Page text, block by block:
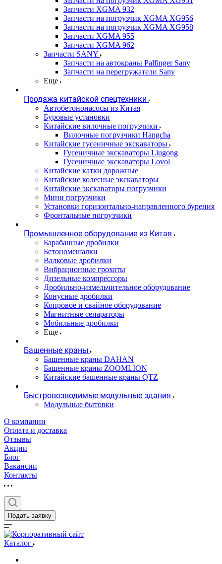
Запчасти XGMA 932
Запчасти на погрузчик XGMA XG956
Запчасти на погрузчик XGMA XG958
Запчасти XGMA 955
Запчасти XGMA 962
Запчасти SANY
Запчасти на автокраны Palfinger Sany
Запчасти на перегружатели Sany
Еще
Продажа китайской спецтехники
Автобетононасосы из Китая
Буровые установки
Китайские вилочные погрузчики
Вилочные погрузчики Hangcha
Китайские гусеничные экскаваторы
Гусеничные экскаваторы Liugong
Гусеничные экскаваторы Lovol
Китайские катки дорожные
Китайские колесные экскаваторы
Китайские экскаваторы погрузчики
Мини погрузчики
Установки горизонтально-направленного бурения
Фронтальные погрузчики
Промышленное оборудование из Китая
Барабанные дробилки
Бетономешалки
Валковые дробилки
Вибрационные грохоты
Дизельные компрессоры
Дробильно-измельчительное оборудование
Конусные дробилки
Копровое и свайное оборудование
Магнитные сепараторы
Мобильные дробилки
Еще
Башенные краны
Башенные краны DAHAN
Башенные краны ZOOMLION
Китайские башенные краны QTZ
Быстровозводимые модульные здания
Модульные бытовки
О компании
Оплата и доставка
Отзывы
Акции
Блог
Вакансии
Контакты
Подать заявку
Каталог